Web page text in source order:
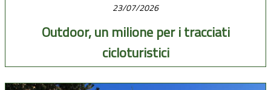
23/07/2026
Outdoor, un milione per i tracciati
cicloturistici